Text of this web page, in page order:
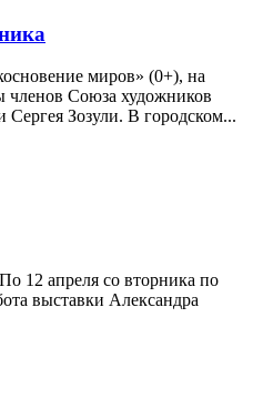
миров» (0+), на
членов Союза художников
Зозули. В городском...
12 апреля со вторника по
выставки Александра